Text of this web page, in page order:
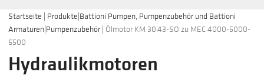
Startseite | Produkte|Battioni Pumpen, Pumpenzubehör und Battioni
Armaturen|Pumpenzubehör | Ölmotor KM 30.43-SO zu MEC 4000-5000-
6500
Hydraulikmotoren